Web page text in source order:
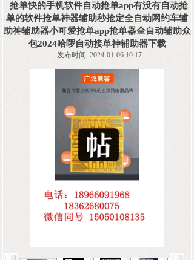
抢单快的手机软件自动抢单app有没有自动抢
单的软件抢单神器辅助秒抢定全自动网约车辅
助神辅助器小可爱抢单app抢单器全自动辅助众
包2024哈啰自动接单神辅助器下载
发布时间: 2024-01-06 10:17